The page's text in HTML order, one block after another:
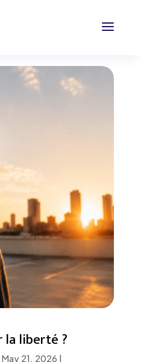
la liberté ?
May 21, 2026 |